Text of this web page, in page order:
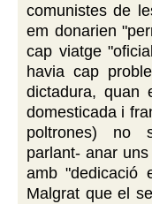
comunistes de
em donarien
cap viatge
havia cap
dictadura, quan
domesticada i
poltrones) no
parlant- anar
amb "dedicació
Malgrat que el